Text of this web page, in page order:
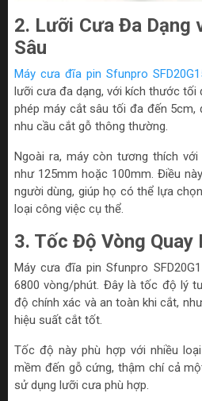
2. Lưỡi Cưa Đa Dạng
Sâu
Máy cưa đĩa pin Sfunpro
lưỡi cưa đa dạng, với kích thước tối
phép máy cắt sâu tối đa đến
nhu cầu cắt gỗ thông thường.
Ngoài ra, máy còn tương thích
như 125mm hoặc 100mm. Điều
người dùng, giúp họ có thể lựa
loại công việc cụ thể.
3. Tốc Độ Vòng Quay
Máy cưa đĩa pin Sfunpro
6800 vòng/phút. Đây là tốc độ lý
độ chính xác và an toàn khi cắt,
hiệu suất cắt tốt.
Tốc độ này phù hợp với nhiều
mềm đến gỗ cứng, thậm chí cả
sử dụng lưỡi cưa phù hợp.